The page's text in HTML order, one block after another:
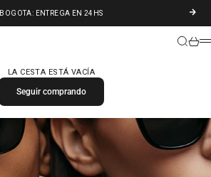
BOGOTA: ENTREGA EN 24HS
BUSCAR
LA CESTA ESTÁ VACÍA
Seguir comprando